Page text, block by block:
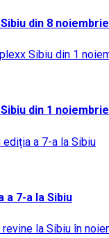
din 8 noiembrie
din 1 noiembrie
a 7-a la Sibiu